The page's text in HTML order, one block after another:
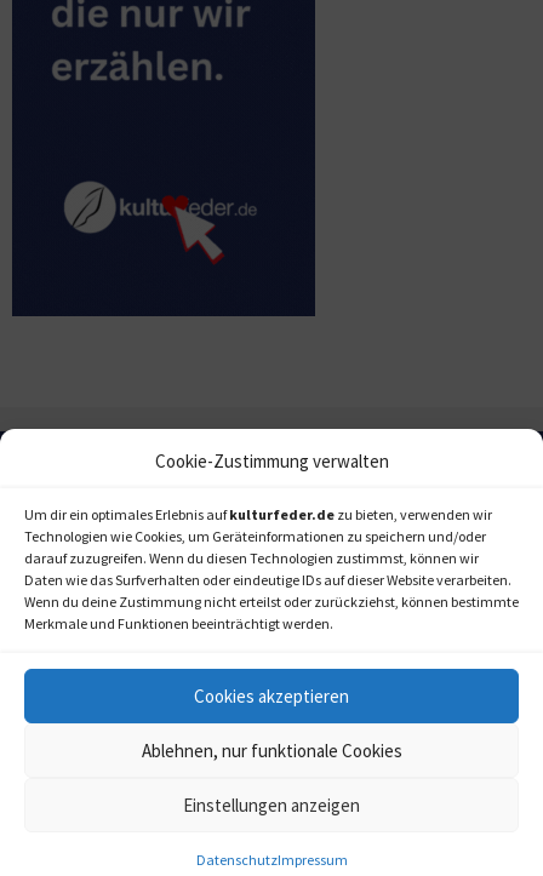
Cookie-Zustimmung verwalten
Um dir ein optimales Erlebnis aufkulturfeder.de zu bieten, verwenden wir
Technologien wie Cookies, um Geräteinformationen zu speichern und/oder
darauf zuzugreifen. Wenn du diesen Technologien zustimmst, können wir
Daten wie das Surfverhalten oder eindeutige IDs auf dieser Website verarbeiten.
Wenn du deine Zustimmung nicht erteilst oder zurückziehst, können bestimmte
Merkmale und Funktionen beeinträchtigt werden.
Cookies akzeptieren
Ablehnen, nur funktionale Cookies
Einstellungen anzeigen
DatenschutzImpressum
© 2006-2020 LAPPmedien+events
kulturfeder.de –
Musical, Oper und mehr